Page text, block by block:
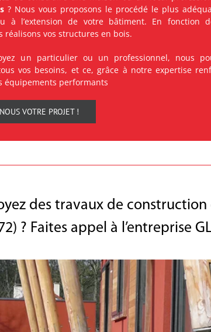
? Nous vous proposons le procédé le plus
à l’extension de votre bâtiment. En fonction
réalisons vos structures en bois.
un particulier ou un professionnel, nous
vos besoins, et ce, grâce à notre expertise
équipements performants
VOTRE PROJET !
des travaux de
? Faites appel à l’entreprise